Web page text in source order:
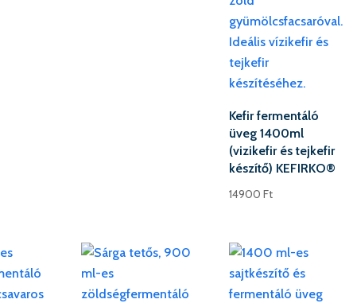
Kefir fermentáló
üveg 1400ml
(vizikefir és tejkefir
készítő) KEFIRKO®
14900Ft